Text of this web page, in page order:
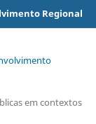
Regional
em contextos